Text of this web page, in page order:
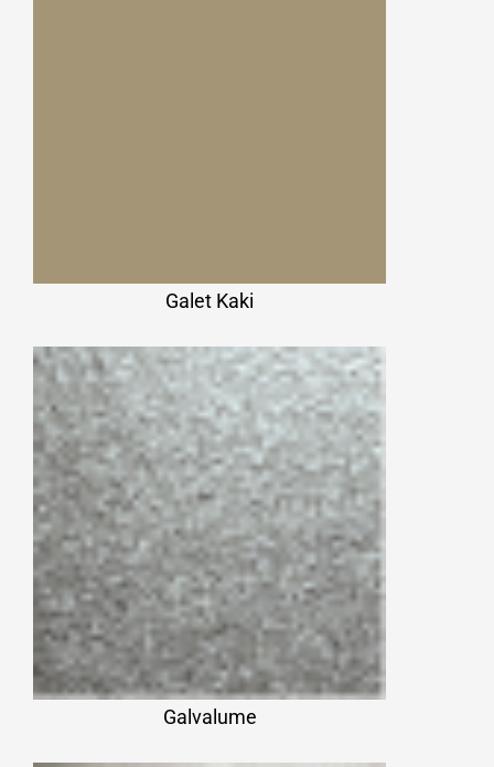
Galet Kaki
Galvalume